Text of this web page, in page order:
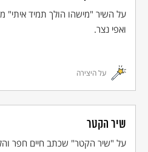
על השיר "מישהו הולך תמיד איתי"
ואפי נצר.
על היצירה
שיר הקטר
על "שיר הקטר" שכתב חיים חפר